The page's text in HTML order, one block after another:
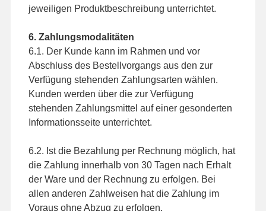
jeweiligen Produktbeschreibung unterrichtet.
6. Zahlungsmodalitäten
6.1. Der Kunde kann im Rahmen und vor
Abschluss des Bestellvorgangs aus den zur
Verfügung stehenden Zahlungsarten wählen.
Kunden werden über die zur Verfügung
stehenden Zahlungsmittel auf einer gesonderten
Informationsseite unterrichtet.
6.2. Ist die Bezahlung per Rechnung möglich, hat
die Zahlung innerhalb von 30 Tagen nach Erhalt
der Ware und der Rechnung zu erfolgen. Bei
allen anderen Zahlweisen hat die Zahlung im
Voraus ohne Abzug zu erfolgen.